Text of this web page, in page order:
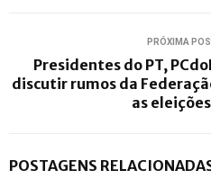
PRÓXIMA
Presidentes do PT,
discutir rumos da
as
POSTAGENS